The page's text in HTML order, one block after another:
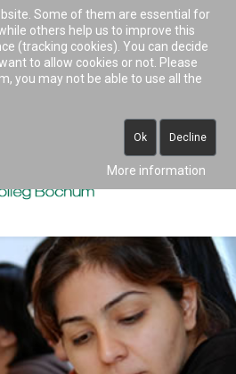
82 0 (vormittags)
Some of them are essential for
others help us to improve this
(tracking cookies). You can decide
to allow cookies or not. Please
you may not be able to use all the
Ok Decline
More information